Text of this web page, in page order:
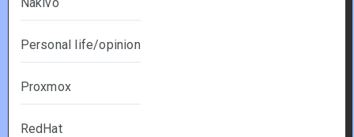
Personal life/opinion
Proxmox
RedHat